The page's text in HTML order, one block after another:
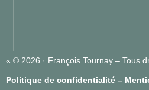
« © 2026 · François Tournay – Tous
Politique de confidentialité –